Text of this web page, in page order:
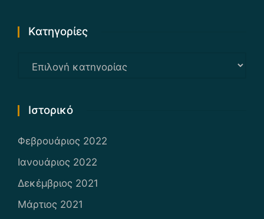
Kατηγορίες
Kατηγορίες
Ιστορικό
Φεβρουάριος 2022
Ιανουάριος 2022
Δεκέμβριος 2021
Μάρτιος 2021